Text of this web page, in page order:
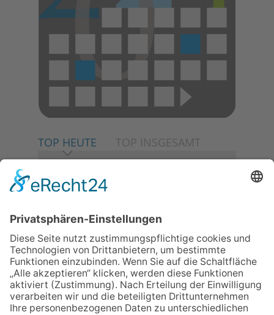
TOP HEUTE TOP INSGESAMT
30.07.2026
Ganz Niederhöchstadt wird zur
Festmeile
06.08.2026
Baustellenführung führt auch in
die Zukunft der Stadt
Königstein
06.08.2026
Klinikforum zum Thema